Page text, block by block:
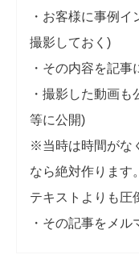
・お客様に事例
撮影しておく)
・その内容を記
・撮影した動画
等に公開)
※当時は時間がな
なら絶対作ります
テキストよりも圧
・その記事をメ